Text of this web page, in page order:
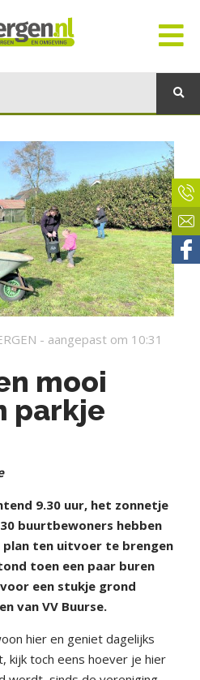
- aangepast om 10:31
mooi
parkje
9.30 uur, het zonnetje
buurtbewoners hebben
plan ten uitvoer te brengen
toen een paar buren
een stukje grond
van VV Buurse.
hier en geniet dagelijks
kijk toch eens hoever je hier